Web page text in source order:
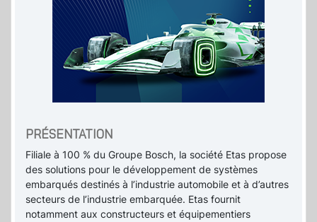
PRÉSENTATION
Filiale à 100 % du Groupe Bosch, la société Etas propose
des solutions pour le développement de systèmes
embarqués destinés à l’industrie automobile et à d’autres
secteurs de l’industrie embarquée. Etas fournit
notamment aux constructeurs et équipementiers